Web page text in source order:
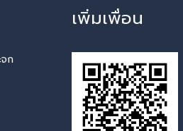
ก
เพิ่มเพื่อน